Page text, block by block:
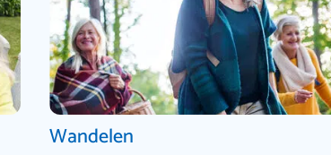
Wandelen